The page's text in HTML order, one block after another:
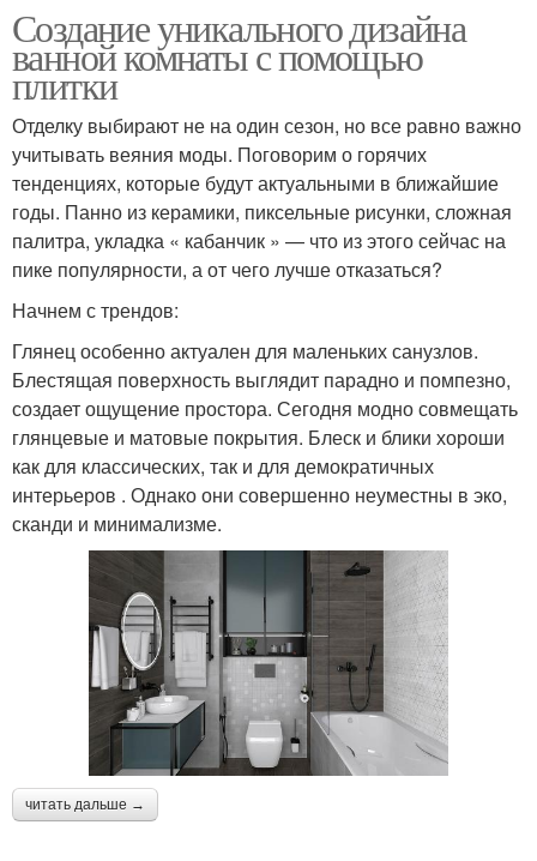
Создание уникального дизайна
ванной комнаты с помощью
плитки
Отделку выбирают не на один сезон, но все равно важно
учитывать веяния моды. Поговорим о горячих
тенденциях, которые будут актуальными в ближайшие
годы. Панно из керамики, пиксельные рисунки, сложная
палитра, укладка « кабанчик » — что из этого сейчас на
пике популярности, а от чего лучше отказаться?
Начнем с трендов:
Глянец особенно актуален для маленьких санузлов.
Блестящая поверхность выглядит парадно и помпезно,
создает ощущение простора. Сегодня модно совмещать
глянцевые и матовые покрытия. Блеск и блики хороши
как для классических, так и для демократичных
интерьеров . Однако они совершенно неуместны в эко,
сканди и минимализме.
читать дальше →